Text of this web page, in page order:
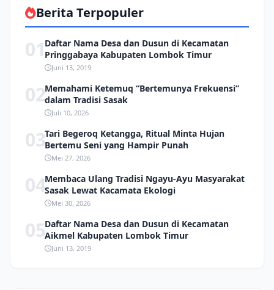
Berita Terpopuler
01Daftar Nama Desa dan Dusun di Kecamatan
Pringgabaya Kabupaten Lombok Timur
Juni 13, 2019
02Memahami Ketemuq “Bertemunya Frekuensi”
dalam Tradisi Sasak
Juli 10, 2026
03Tari Begeroq Ketangga, Ritual Minta Hujan
Bertemu Seni yang Hampir Punah
Mei 27, 2026
04Membaca Ulang Tradisi Ngayu-Ayu Masyarakat
Sasak Lewat Kacamata Ekologi
Mei 30, 2026
05Daftar Nama Desa dan Dusun di Kecamatan
Aikmel Kabupaten Lombok Timur
Juni 13, 2019